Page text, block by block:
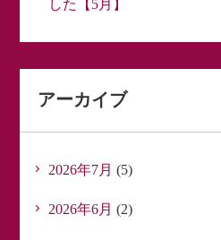
した【5月】
アーカイブ
2026年7月 (5)
2026年6月 (2)